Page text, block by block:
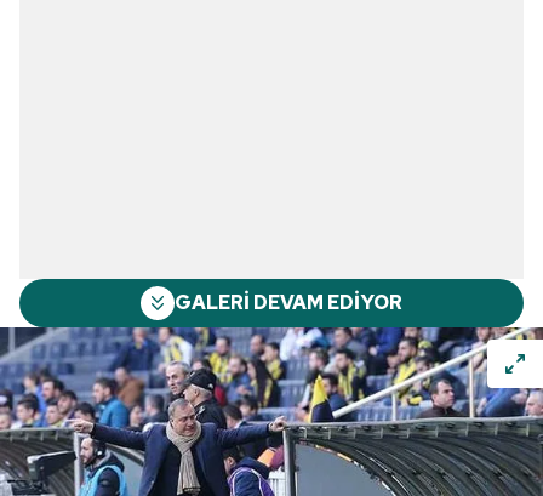
GALERİ DEVAM EDİYOR